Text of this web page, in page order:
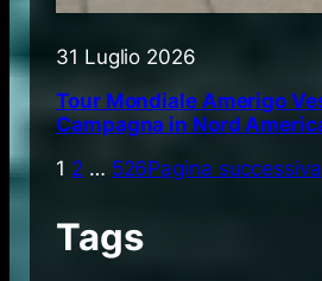
31 Luglio 2026
Tour Mondiale Amerigo
Campagna in Nord
1 2 … 526Pagina successiva
Tags